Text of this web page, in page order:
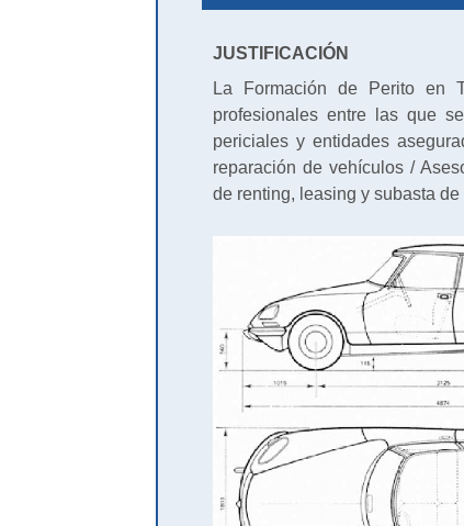
JUSTIFICACIÓN
La Formación de Perito en
profesionales entre las que
periciales y entidades
reparación de vehículos /
de renting, leasing y subasta